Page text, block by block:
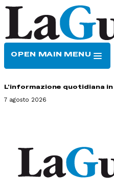
OPEN MAIN MENU
L'informazione quotidiana in
7 agosto 2026